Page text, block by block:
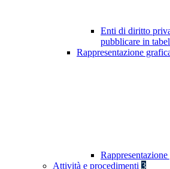
Enti di diritto
pubblicare in
Rappresentazione
Attività e procedimenti 3